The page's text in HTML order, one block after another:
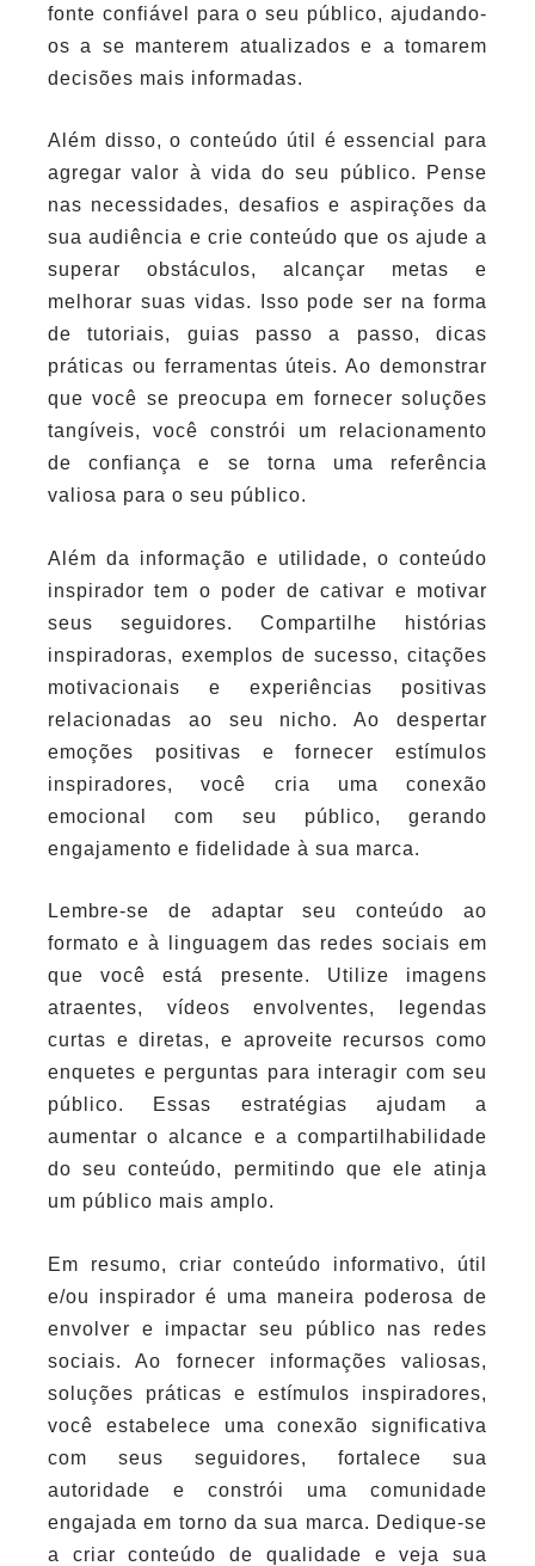
fonte confiável para o seu público, ajudando-
os a se manterem atualizados e a tomarem
decisões mais informadas.
Além disso, o conteúdo útil é essencial para
agregar valor à vida do seu público. Pense
nas necessidades, desafios e aspirações da
sua audiência e crie conteúdo que os ajude a
superar obstáculos, alcançar metas e
melhorar suas vidas. Isso pode ser na forma
de tutoriais, guias passo a passo, dicas
práticas ou ferramentas úteis. Ao demonstrar
que você se preocupa em fornecer soluções
tangíveis, você constrói um relacionamento
de confiança e se torna uma referência
valiosa para o seu público.
Além da informação e utilidade, o conteúdo
inspirador tem o poder de cativar e motivar
seus seguidores. Compartilhe histórias
inspiradoras, exemplos de sucesso, citações
motivacionais e experiências positivas
relacionadas ao seu nicho. Ao despertar
emoções positivas e fornecer estímulos
inspiradores, você cria uma conexão
emocional com seu público, gerando
engajamento e fidelidade à sua marca.
Lembre-se de adaptar seu conteúdo ao
formato e à linguagem das redes sociais em
que você está presente. Utilize imagens
atraentes, vídeos envolventes, legendas
curtas e diretas, e aproveite recursos como
enquetes e perguntas para interagir com seu
público. Essas estratégias ajudam a
aumentar o alcance e a compartilhabilidade
do seu conteúdo, permitindo que ele atinja
um público mais amplo.
Em resumo, criar conteúdo informativo, útil
e/ou inspirador é uma maneira poderosa de
envolver e impactar seu público nas redes
sociais. Ao fornecer informações valiosas,
soluções práticas e estímulos inspiradores,
você estabelece uma conexão significativa
com seus seguidores, fortalece sua
autoridade e constrói uma comunidade
engajada em torno da sua marca. Dedique-se
a criar conteúdo de qualidade e veja sua